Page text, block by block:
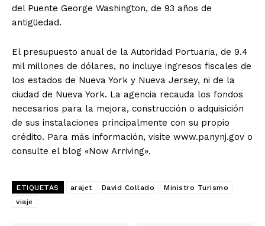
del Puente George Washington, de 93 años de
antigüedad.
El presupuesto anual de la Autoridad Portuaria, de 9.4
mil millones de dólares, no incluye ingresos fiscales de
los estados de Nueva York y Nueva Jersey, ni de la
ciudad de Nueva York. La agencia recauda los fondos
necesarios para la mejora, construcción o adquisición
de sus instalaciones principalmente con su propio
crédito. Para más información, visite www.panynj.gov o
consulte el blog «Now Arriving».
ETIQUETAS arajet David Collado
Ministro Turismo
viaje